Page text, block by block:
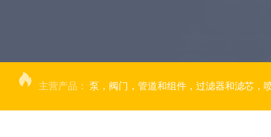
主营产品： 泵，阀门，管道和组件，过滤器和滤芯，